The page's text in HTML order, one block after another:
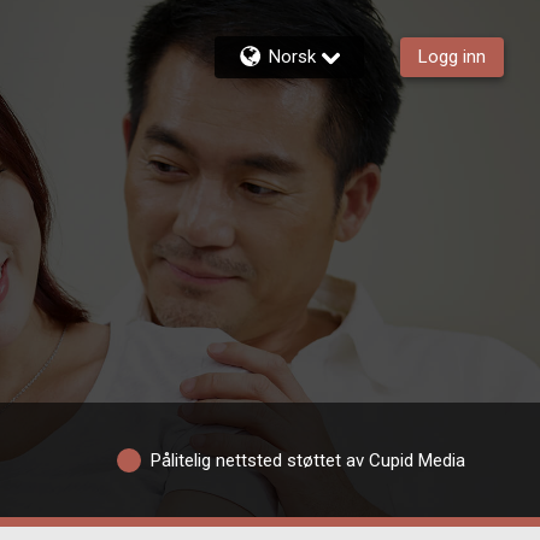
Norsk Logg inn
Pålitelig nettsted støttet av Cupid Media